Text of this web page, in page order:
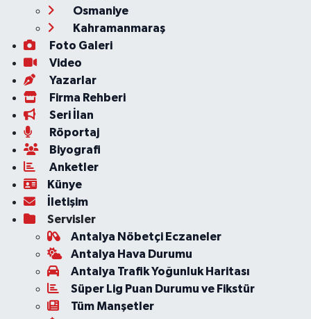
Osmaniye
Kahramanmaraş
Foto Galeri
Video
Yazarlar
Firma Rehberi
Seri İlan
Röportaj
Biyografi
Anketler
Künye
İletişim
Servisler
Antalya Nöbetçi Eczaneler
Antalya Hava Durumu
Antalya Trafik Yoğunluk Haritası
Süper Lig Puan Durumu ve Fikstür
Tüm Manşetler